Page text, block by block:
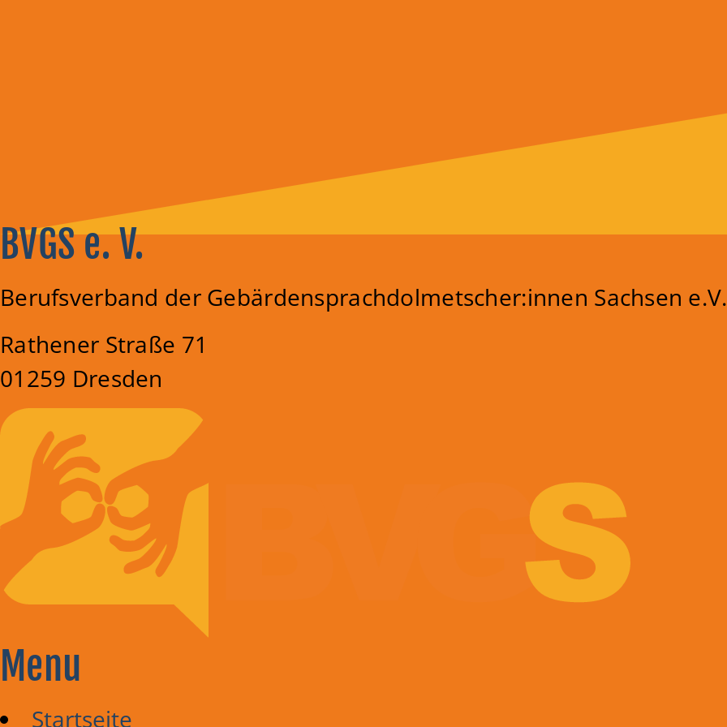
BVGS e. V.
Berufsverband der Gebärdensprachdolmetscher:innen Sachsen e.V.
Rathener Straße 71
01259 Dresden
Menu
Startseite